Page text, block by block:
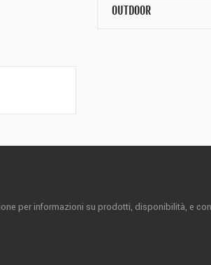
OUTDOOR
per informazioni su prodotti, disponibilità, e